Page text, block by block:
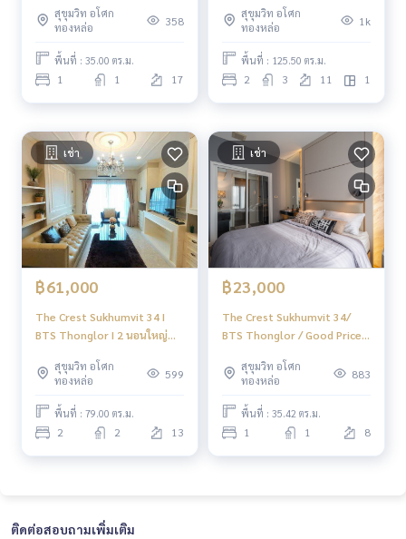
What App+6693-943-4388
LINE ID : @BPP2019
#condosukhumvit #sukhumvitcondo #phromphongcond
o #phromphonghouse #2bedroomsphromphong #duplex
condo #duplex #2bedroomphromphong #bigcondo #bigs
emquatier #emporium #condonearphromphong #condon
earbts #condo #100sqmcondo #duplex #highfloorroom
#highfloorcondo #niceviewcondo
#Boorin
BTS #HL Focus
สุขุมวิท อโศก
ทองหล่อ
358
พื้นที่ : 35.00 ตร.ม.
1 1 17
Right Now! 🌈Nice Room and
Decoration 🌈 I #HL
สุขุมวิท อโศก
ทองหล่อ
1k
พื้นที่ : 125.50 ตร.ม.
2 3 11 1
เช่า
฿61,000
The Crest Sukhumvit 34 I
BTS Thonglor I 2 นอนใหญ่
Bathtub lover Beautiful
room I #HL
สุขุมวิท อโศก
ทองหล่อ
599
พื้นที่ : 79.00 ตร.ม.
2 2 13
เช่า
฿23,000
The Crest Sukhumvit 34/
BTS Thonglor / Good Price
สุขุมวิท อโศก
ทองหล่อ
883
พื้นที่ : 35.42 ตร.ม.
1 1 8
ติดต่อสอบถามเพิ่มเติม